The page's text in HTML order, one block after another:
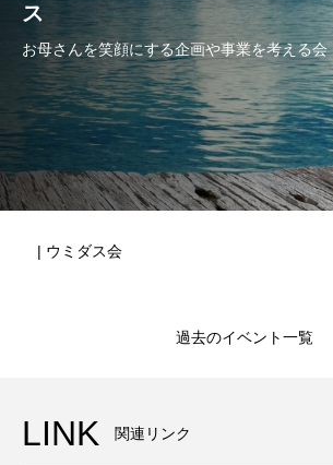
ス
お母さんを笑顔にする企画や事業を考える会
| ウミダス会
過去のイベント一覧
LINK 関連リンク